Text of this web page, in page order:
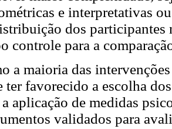
e interpretativas
dos participantes
controle para a
a maioria das
ter favorecido a escolha
aplicação de medidas
validados para